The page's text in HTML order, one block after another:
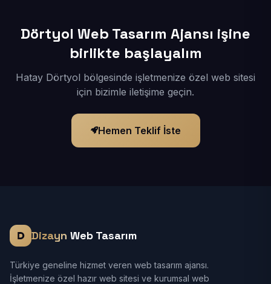
Dörtyol Web Tasarım Ajansı işine
birlikte başlayalım
Hatay Dörtyol bölgesinde işletmenize özel web sitesi
için bizimle iletişime geçin.
Hemen Teklif İste
Dizayn Web Tasarım
Türkiye geneline hizmet veren web tasarım ajansı.
İşletmenize özel hazır web sitesi ve kurumsal web